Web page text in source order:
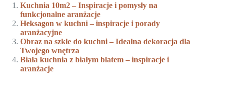
Kuchnia 10m2 – Inspiracje i pomysły na
funkcjonalne aranżacje
Heksagon w kuchni – inspiracje i porady
aranżacyjne
Obraz na szkle do kuchni – Idealna dekoracja dla
Twojego wnętrza
Biała kuchnia z białym blatem – inspiracje i
aranżacje